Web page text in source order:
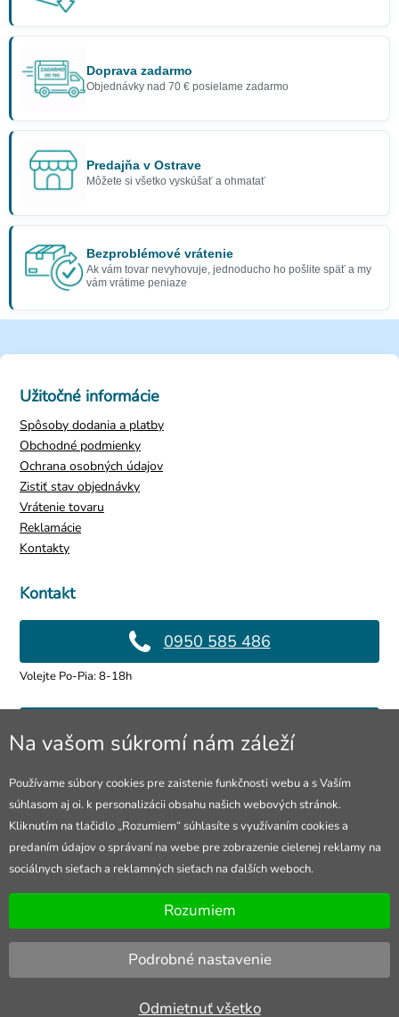
Doprava zadarmo
Objednávky nad 70 € posielame zadarmo
Predajňa v Ostrave
Môžete si všetko vyskúšať a ohmatať
Bezproblémové vrátenie
Ak vám tovar nevyhovuje, jednoducho ho pošlite späť a my
vám vrátime peniaze
Kontakt
0950 585 486
Volejte Po-Pia: 8-18h
info@4lol.cz
Predajňa v Ostrave
28. října 250, Ostrava
Otevřeno Po-Pia: 10-18h
Užitočné informácie
Spôsoby dodania a platby
Obchodné podmienky
Ochrana osobných údajov
Zistiť stav objednávky
Vrátenie tovaru
Reklamácie
Kontakty
Na vašom súkromí nám záleží
Používame súbory cookies pre zaistenie funkčnosti webu a s Vaším
súhlasom aj oi. k personalizácii obsahu našich webových stránok.
Kliknutím na tlačidlo „Rozumiem“ súhlasíte s využívaním cookies a
predaním údajov o správaní na webe pre zobrazenie cielenej reklamy na
sociálnych sieťach a reklamných sieťach na ďalších weboch.
Rozumiem
Podrobné nastavenie
Odmietnuť všetko